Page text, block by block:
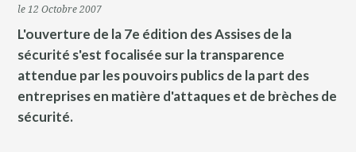
le 12 Octobre 2007
L'ouverture de la 7e édition des Assises de la
sécurité s'est focalisée sur la transparence
attendue par les pouvoirs publics de la part des
entreprises en matière d'attaques et de brèches de
sécurité.